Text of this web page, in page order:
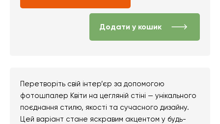
Додати у кошик
Перетворіть свій інтер’єр за допомогою
фотошпалер Квіти на цегляній стіні — унікального
поєднання стилю, якості та сучасного дизайну.
Цей варіант стане яскравим акцентом у будь-